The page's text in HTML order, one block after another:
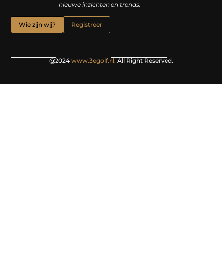
nieuwe inzichten en trends.
Wie zijn wij? Registreer
@2024www.3egolf.nl.All Right Reserved.